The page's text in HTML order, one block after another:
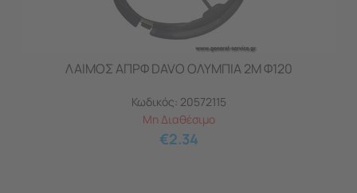
ΛΑΙΜΟΣ ΑΠΡΦ DAVO ΟΛΥΜΠΙΑ 2M Φ120
Κωδικός: 20572115
Μη Διαθέσιμο
€2.34